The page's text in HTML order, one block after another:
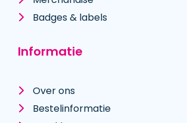
Badges & labels
Informatie
Over ons
Bestelinformatie